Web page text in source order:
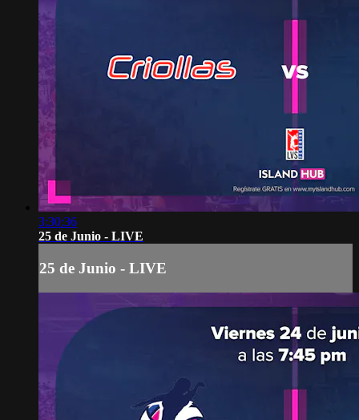
3:30:36
25 de Junio - LIVE
25 de Junio - LIVE